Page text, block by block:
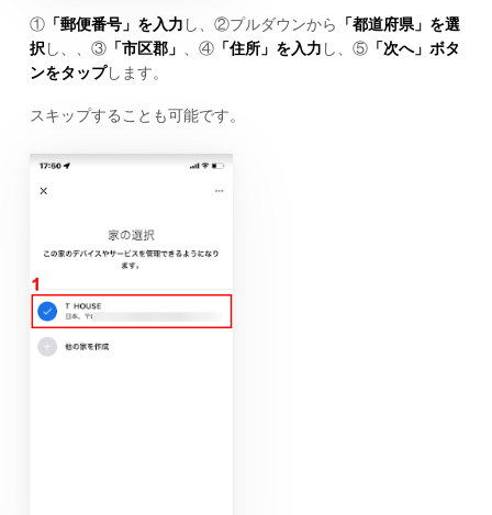
①「郵便番号」を入力 し、②プルダウンから
「都道府県」を選
択 し、、③「市区郡」 、④「住所」を入力 し、⑤「次へ」ボタ
ンをタップします。
スキップすることも可能です。